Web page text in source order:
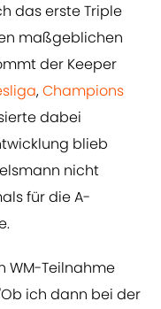
das erste Triple
maßgeblichen
der Keeper
,Champions
dabei
blieb
nicht
für die A-
WM-Teilnahme
ich dann bei der